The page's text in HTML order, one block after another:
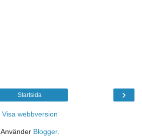
›
Startsida
Visa webbversion
Använder Blogger.